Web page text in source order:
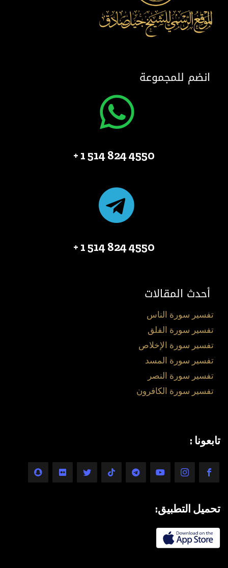
انضم للمجموعة
4550 824 514 1 +
4550 824 514 1 +
أحدث المقالات
تفسير سورة الناس
تفسير سورة الفلق
تفسير سورة الإخلاص
تفسير سورة المسد
تفسير سورة النصر
تفسير سورة الكافرون
تابعونا :
تحميل التطبيق: